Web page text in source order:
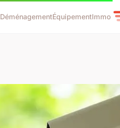
DéménagementÉquipementImmo